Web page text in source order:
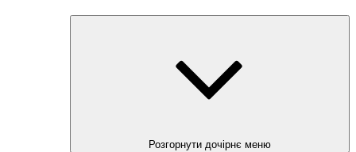
Розгорнути дочірнє меню